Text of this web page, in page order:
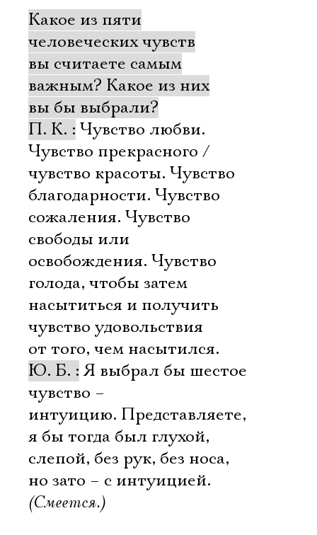
Какое из пяти
человеческих чувств
вы считаете самым
важным? Какое из них
вы бы выбрали?
П. К. : Чувство любви.
Чувство прекрасного /
чувство красоты. Чувство
благодарности. Чувство
сожаления. Чувство
свободы или
освобождения. Чувство
голода, чтобы затем
насытиться и получить
чувство удовольствия
от того, чем насытился.
Ю. Б. : Я выбрал бы шестое
чувство –
интуицию. Представляете,
я бы тогда был глухой,
слепой, без рук, без носа,
но зато – с интуицией.
(Смеется.)